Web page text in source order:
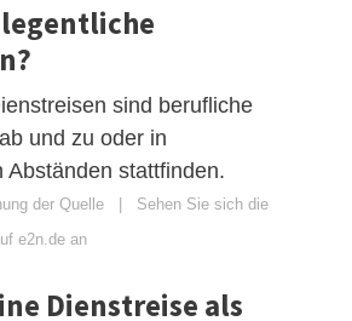
sind berufliche
und zu oder in
Abständen stattfinden.
der Quelle | Sehen Sie sich die
e2n.de an
Dienstreise als